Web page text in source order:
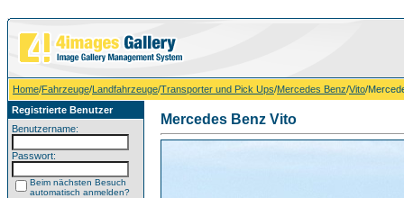
Home/Fahrzeuge/Landfahrzeuge/Transporter und Pick Ups/Mercedes Benz/Vito/
Registrierte Benutzer
Benutzername:
Passwort:
Beim nächsten Besuch
automatisch anmelden?
Mercedes Benz Vito